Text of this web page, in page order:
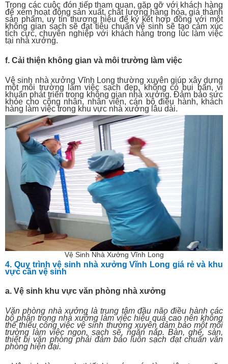
Trong các cuộc đón tiếp tham quan, gặp gỡ với khách hàng
để xem hoạt động sản xuất, chất lượng hàng hóa, giá thành
sản phẩm, uy tín thương hiệu để ký kết hợp đồng với một
không gian sạch sẽ đạt tiêu chuẩn vệ sinh sẽ tạo cảm xúc
tích cực, chuyên nghiệp với khách hàng trong lúc làm việc
tại nhà xưởng.
f. Cải thiện không gian và môi trường làm việc
Vệ sinh nhà xưởng Vĩnh Long thường xuyên giúp xây dựng
một môi trường làm việc sạch đẹp, không có bụi bẩn, vi
khuẩn phát triển trong không gian nhà xưởng. Đảm bảo sức
khỏe cho công nhân, nhân viên, cán bộ điều hành, khách
hàng làm việc trong khu vực nhà xưởng lâu dài.
Vệ Sinh Nhà Xưởng Vĩnh Long
4. Quy trình vệ sinh nhà xưởng Vĩnh Long giá rẻ và khu
vực cần vệ sinh
a. Vệ sinh khu vực văn phòng nhà xưởng
Văn phòng nhà xưởng là trung tâm đầu não điều hành các
bộ phận trong nhà xưởng làm việc hiệu quả cao nên không
thể thiếu công việc vệ sinh thường xuyên dảm bảo một môi
trường làm việc ngọn, sạch sẽ, ngăn nắp. Bàn, ghế, sàn,
thiết bị văn phòng phải đảm bảo luôn sạch đạt chuẩn văn
phòng hiện đại.